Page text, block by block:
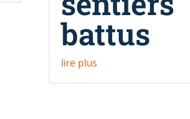
battus
lire plus